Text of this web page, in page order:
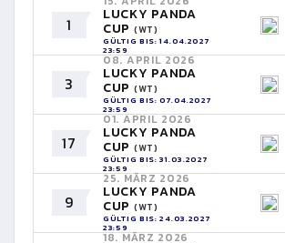
1 LUCKY PANDA
CUP (WT)
GÜLTIG BIS: 14.04.2027
23:59
3
08. APRIL 2026
LUCKY PANDA
CUP (WT)
GÜLTIG BIS: 07.04.2027
23:59
17
01. APRIL 2026
LUCKY PANDA
CUP (WT)
GÜLTIG BIS: 31.03.2027
23:59
9
25. MÄRZ 2026
LUCKY PANDA
CUP (WT)
GÜLTIG BIS: 24.03.2027
23:59
18. MÄRZ 2026